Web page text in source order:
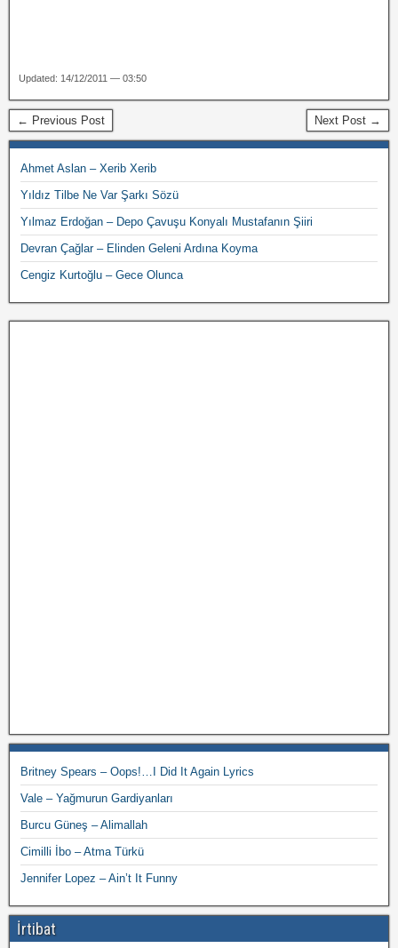
Updated: 14/12/2011 — 03:50
← Previous Post Next Post →
Ahmet Aslan – Xerib Xerib
Yıldız Tilbe Ne Var Şarkı Sözü
Yılmaz Erdoğan – Depo Çavuşu Konyalı Mustafanın Şiiri
Devran Çağlar – Elinden Geleni Ardına Koyma
Cengiz Kurtoğlu – Gece Olunca
Britney Spears – Oops!…I Did It Again Lyrics
Vale – Yağmurun Gardiyanları
Burcu Güneş – Alimallah
Cimilli İbo – Atma Türkü
Jennifer Lopez – Ain’t It Funny
İrtibat